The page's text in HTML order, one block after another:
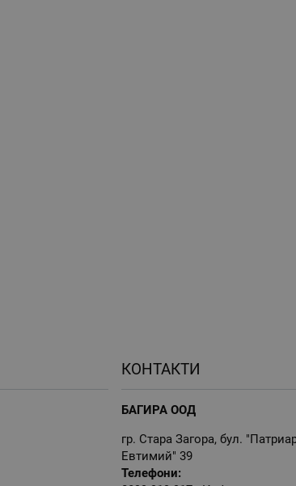
КОНТАКТИ
БАГИРА ООД
гр. Стара Загора, бул.
Евтимий" 39
Телефони: